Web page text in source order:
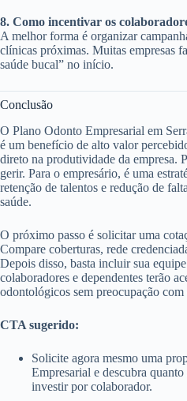
8. Como incentivar os
A melhor forma é organizar
clínicas próximas. Muitas empresas
saúde bucal” no início.
Conclusão
O Plano Odonto Empresarial em
é um benefício de alto valor
direto na produtividade da empresa.
gerir. Para o empresário, é uma
retenção de talentos e redução de
saúde.
O próximo passo é solicitar uma
Compare coberturas, rede
Depois disso, basta incluir sua
colaboradores e dependentes terão
odontológicos sem preocupação com
CTA sugerido:
Solicite agora mesmo uma
Empresarial e descubra quanto
investir por colaborador.